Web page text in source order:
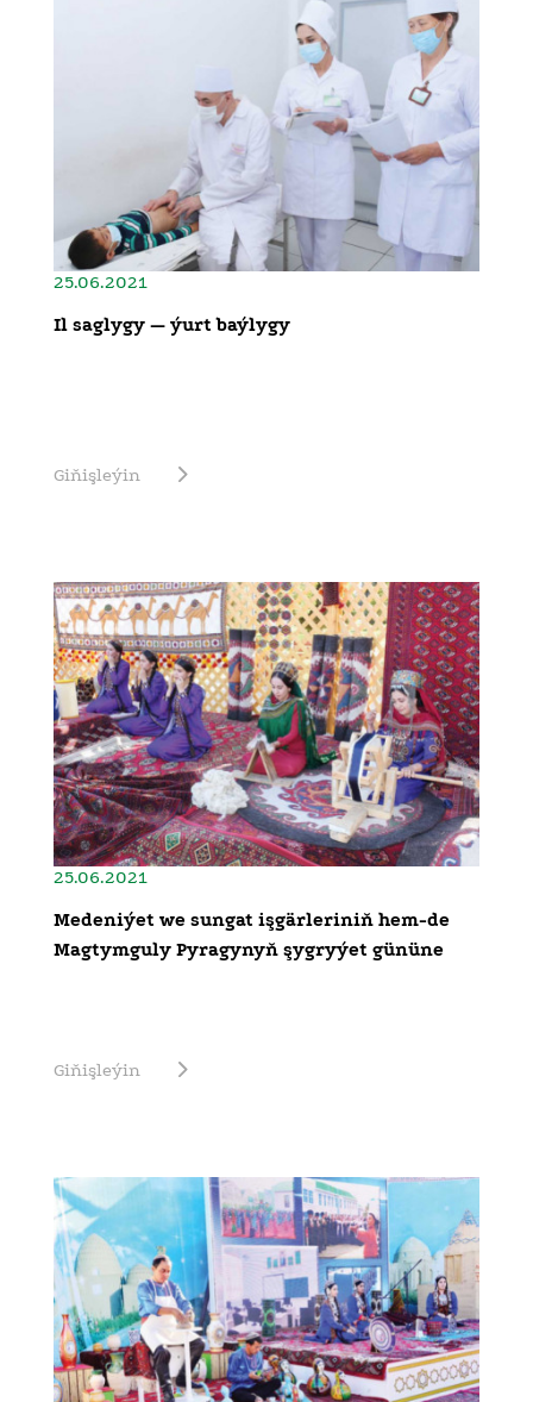
25.06.2021
Il saglygy — ýurt baýlygy
Giňişleýin
25.06.2021
Medeniýet we sungat işgärleriniň hem-de
Magtymguly Pyragynyň şygryýet gününe
Giňişleýin